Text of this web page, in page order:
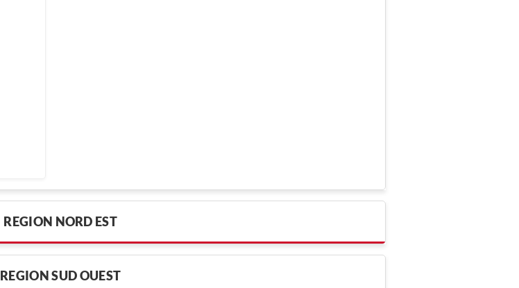
REGION NORD EST
REGION SUD OUEST